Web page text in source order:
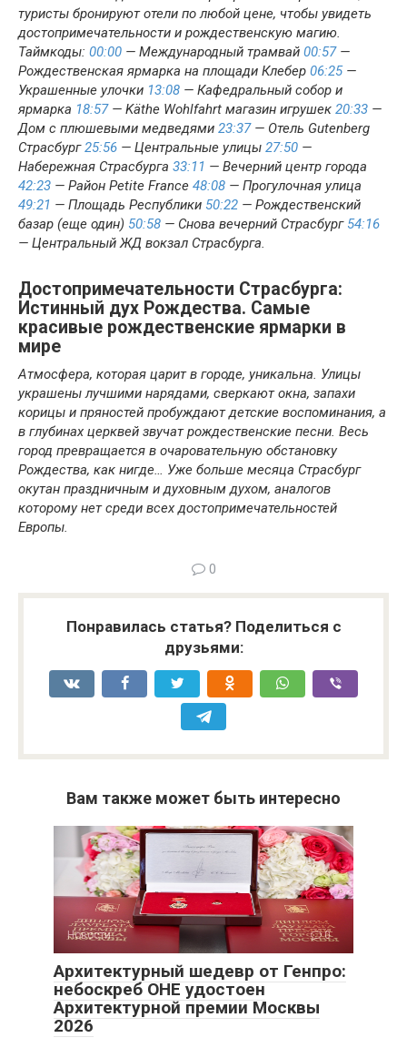
туристы бронируют отели по любой цене, чтобы увидеть
достопримечательности и рождественскую магию.
Таймкоды: 00:00 — Международный трамвай 00:57—
Рождественская ярмарка на площади Клебер 06:25—
Украшенные улочки 13:08 — Кафедральный собор и
ярмарка 18:57— Käthe Wohlfahrt магазин игрушек 20:33 —
Дом с плюшевыми медведями 23:37— Отель Gutenberg
Страсбург25:56 — Центральные улицы 27:50 —
Набережная Страсбурга 33:11 — Вечерний центр города
42:23 — Район Petite France 48:08 — Прогулочная улица
49:21 — Площадь Республики 50:22 — Рождественский
базар (еще один) 50:58 — Снова вечерний Страсбург 54:16
— Центральный ЖД вокзал Страсбурга.
Достопримечательности Страсбурга:
Истинный дух Рождества. Самые
красивые рождественские ярмарки в
мире
Атмосфера, которая царит в городе, уникальна. Улицы
украшены лучшими нарядами, сверкают окна, запахи
корицы и пряностей пробуждают детские воспоминания, а
в глубинах церквей звучат рождественские песни. Весь
город превращается в очаровательную обстановку
Рождества, как нигде… Уже больше месяца Страсбург
окутан праздничным и духовным духом, аналогов
которому нет среди всех достопримечательностей
Европы.
0
Понравилась статья? Поделиться с
друзьями:
Вам также может быть интересно
Новости 0
Архитектурный шедевр от Генпро:
небоскреб ОНЕ удостоен
Архитектурной премии Москвы
2026